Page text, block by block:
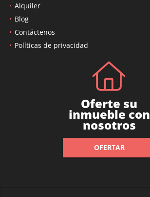
Alquiler
Blog
Contáctenos
Políticas de privacidad
Oferte su
inmueble con
nosotros
OFERTAR